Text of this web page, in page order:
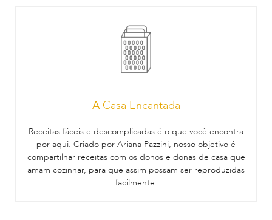
A Casa Encantada
Receitas fáceis e descomplicadas é o que você encontra
por aqui. Criado por Ariana Pazzini, nosso objetivo é
compartilhar receitas com os donos e donas de casa que
amam cozinhar, para que assim possam ser reproduzidas
facilmente.